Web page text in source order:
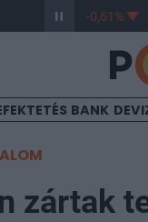
363,17 -0,61%
BANK
zártak